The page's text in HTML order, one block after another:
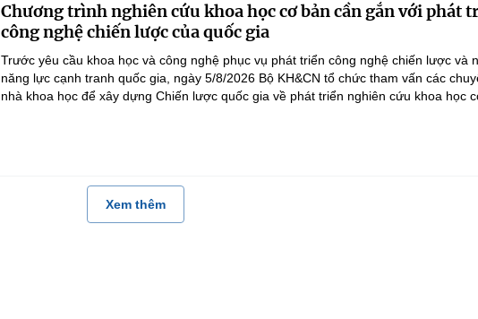
Chương trình nghiên cứu khoa học cơ bản cần gắn với phát
công nghệ chiến lược của quốc gia
Trước yêu cầu khoa học và công nghệ phục vụ phát triển công nghệ chiến lược và
năng lực cạnh tranh quốc gia, ngày 5/8/2026 Bộ KH&CN tổ chức tham vấn các
nhà khoa học để xây dựng Chiến lược quốc gia về phát triển nghiên cứu khoa học
Xem thêm